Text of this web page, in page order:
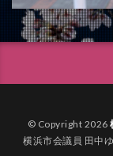
© Copyright 2026
横浜市会議員 田中